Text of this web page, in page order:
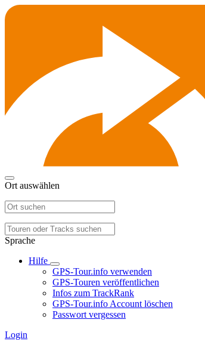
Ort auswählen
Sprache
Hilfe
GPS-Tour.info verwenden
GPS-Touren veröffentlichen
Infos zum TrackRank
GPS-Tour.info Account löschen
Passwort vergessen
Login